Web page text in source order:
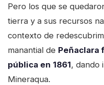
Pero los que se
tierra y a sus recursos
contexto de
manantial de Peñaclara
pública en 1861, dando
Mineraqua.